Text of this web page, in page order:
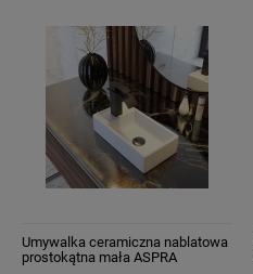
Umywalka ceramiczna nablatowa
prostokątna mała ASPRA